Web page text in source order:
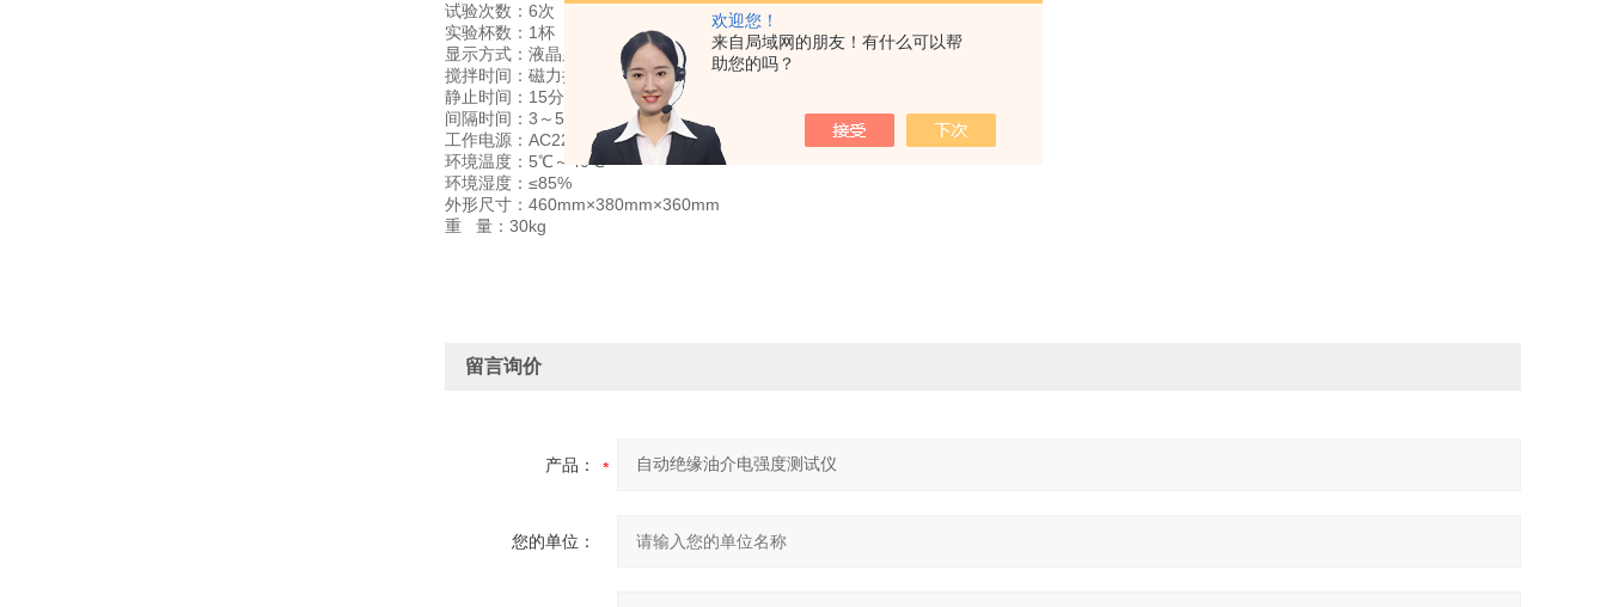
欢迎您！
来自局域网的朋友！有什么可以帮
助您的吗？
试验次数：6次（1-9次可调）
实验杯数：1杯
显示方式：液晶显示
搅拌时间：磁力搅拌
静止时间：15分 (0～59分可调)
间隔时间：3～5分 (0～9分可调)
工作电源：AC220V±10%，50Hz
环境温度：5℃～40℃
环境湿度：≤85%
外形尺寸：460mm×380mm×360mm
重 量：30kg
留言询价
产品：
您的单位：